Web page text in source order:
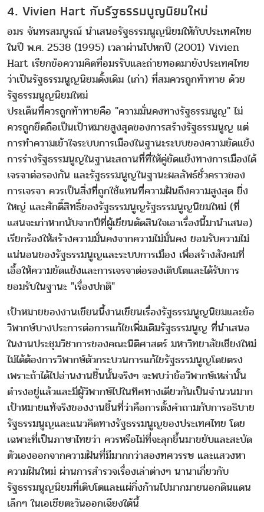
4. Vivien Hart กับรัฐธรรมนูญนิยมใหม่
อมร จันทรสมบูรณ์ นำเสนอรัฐธรรมนูญนิยมให้กับประเทศไทย
ในปี พ.ศ. 2538 (1995) เวลาผ่านไปหกปี (2001) Vivien
Hart เรียกข้อความคิดที่อมรรับและถ่ายทอดมายังประเทศไทย
ว่าเป็นรัฐธรรมนูญนิยมดั้งเดิม (เก่า) ที่สมควรถูกท้าทาย ด้วย
รัฐธรรมนูญนิยมใหม่
ประเด็นที่ควรถูกท้าทายคือ "ความมั่นคงทางรัฐธรรมนูญ" ไม่
ควรถูกยึดถือเป็นเป้าหมายสูงสุดของการสร้างรัฐธรรมนูญ แต่
การทำความเข้าใจระบบการเมืองในฐานะระบบของความขัดแย้ง
การร่างรัฐธรรมนูญในฐานะสถานที่ที่ให้คู่ขัดแย้งทางการเมืองได้
เจรจาต่อรองกัน และรัฐธรรมนูญในฐานะผลลัพธ์ชั่วคราวของ
การเจรจา ควรเป็นสิ่งที่ถูกใช้แทนที่ความฝันถึงความสูงสุด ยิ่ง
ใหญ่ และศักดิ์สิทธิ์ของรัฐธรรมนูญรัฐธรรมนูญนิยมใหม่ (ที่
แสนจะเก่าหากนับจากปีที่ผู้เขียนตัดสินใจเอาเรื่องนี้มานำเสนอ)
เรียกร้องให้สร้างความมั่นคงจากความไม่มั่นคง ยอมรับความไม่
แน่นอนของรัฐธรรมนูญและระบบการเมือง เพื่อสร้างสังคมที่
เอื้อให้ความขัดแย้งและการเจรจาต่อรองเติบโตและได้รับการ
ยอมรับในฐานะ "เรื่องปกติ"
เป้าหมายของงานเขียนนี้งานเขียนเรื่องรัฐธรรมนูญนิยมและข้อ
วิพากษ์บางประการต่อการแก้ไขเพิ่มเติมรัฐธรรมนูญ ที่นำเสนอ
ในงานประชุมวิชาการของคณะนิติศาสตร์ มหาวิทยาลัยเชียงใหม่
ไม่ได้ต้องการวิพากษ์ตัวกระบวนการแก้ไขรัฐธรรมนูญโดยตรง
เพราะถ้าได้ไปอ่านงานชิ้นนั้นจริงๆ จะพบว่าข้อวิพากษ์เหล่านั้น
ดำรงอยู่แล้วและมีผู้วิพากษ์ไปในทิศทางเดียวกันเป็นจำนวนมาก
เป้าหมายแท้จริงของงานชิ้นที่ว่าคือการตั้งคำถามกับการอธิบาย
รัฐธรรมนูญและแนวคิดทางรัฐธรรมนูญของประเทศไทย โดย
เฉพาะที่เป็นภาษาไทยว่า ควรหรือไม่ที่จะลุกขึ้นมาขยับและสะบัด
ตัวเองออกจากความฝันที่มีมากกว่าสองทศวรรษ และแสวงหา
ความฝันใหม่ ผ่านการสำรวจเรื่องเล่าต่างๆ นานาเกี่ยวกับ
รัฐธรรมนูญนิยมที่เติบโตและแผ่กิ่งก้านไปมากมายนอกดินแดน
เล็กๆ ในเอเชียตะวันออกเฉียงใต้นี้